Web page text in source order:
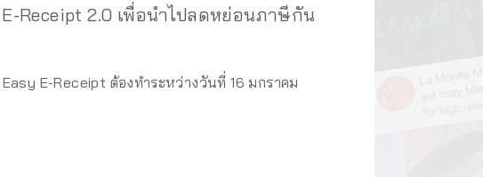
Receipt 2.0 เพื่อนำไปลดหย่อนภาษีกัน
E-Receipt ต้องทำระหว่างวันที่ 16 มกราคม